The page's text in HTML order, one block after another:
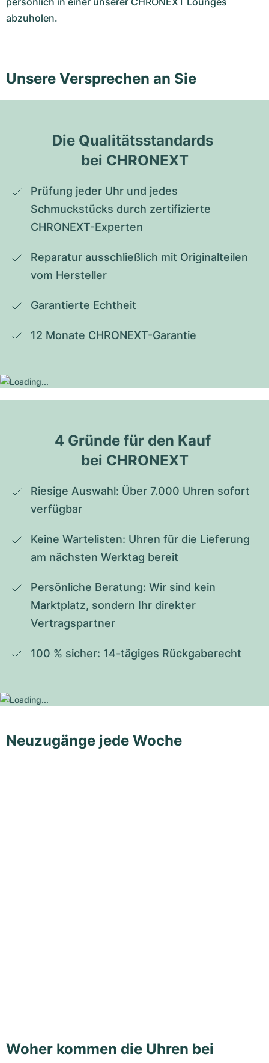
abzuholen.
Unsere Versprechen an Sie
Die Qualitätsstandards
bei CHRONEXT
Prüfung jeder Uhr und jedes
Schmuckstücks durch zertifizierte
CHRONEXT-Experten
Reparatur ausschließlich mit Originalteilen
vom Hersteller
Garantierte Echtheit
12 Monate CHRONEXT-Garantie
4 Gründe für den Kauf
bei CHRONEXT
Riesige Auswahl: Über 7.000 Uhren sofort
verfügbar
Keine Wartelisten: Uhren für die Lieferung
am nächsten Werktag bereit
Persönliche Beratung: Wir sind kein
Marktplatz, sondern Ihr direkter
Vertragspartner
100 % sicher: 14-tägiges Rückgaberecht
Neuzugänge jede Woche
Woher kommen die Uhren bei